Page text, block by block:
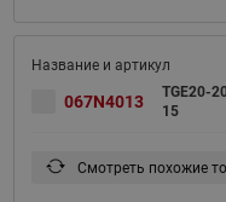
067N4013
TGE20-
15
Смотреть похожие